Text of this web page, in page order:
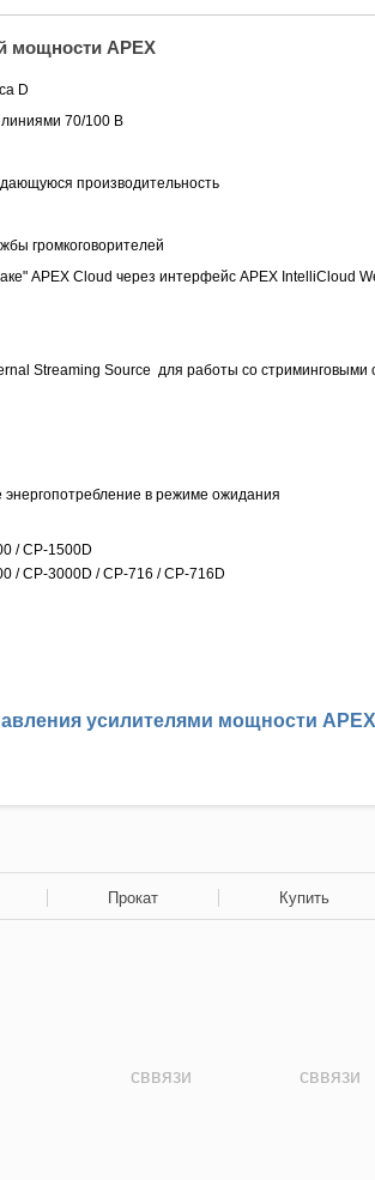
мощности АPEX
D
линиями 70/100 В
производительность
громкоговорителей
APEX Cloud через интерфейс APEX IntelliCloud
Streaming Source для работы со
энергопотребление в режиме ожидания
/ CP-1500D
CP-3000D / CP-716 / CP-716D
усилителями мощности APEX
Прокат Купить